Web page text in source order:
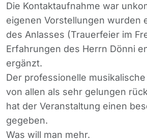
Die Kontaktaufnahme war
eigenen Vorstellungen wurden
des Anlasses (Trauerfeier im
Erfahrungen des Herrn Dönni
ergänzt.
Der professionelle
von allen als sehr gelungen
hat der Veranstaltung einen
gegeben.
Was will man mehr.